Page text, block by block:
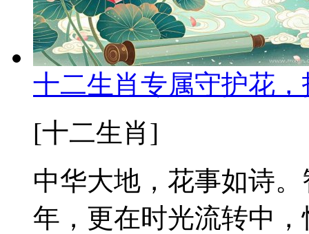
十二生肖专属守护花
[十二生肖]
中华大地，花事如诗
年，更在时光流转中